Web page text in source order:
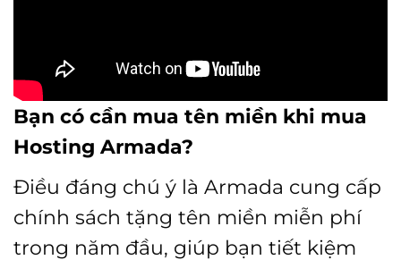
Bạn có cần mua tên miền khi mua
Hosting Armada?
Điều đáng chú ý là Armada cung cấp
chính sách tặng tên miền miễn phí
trong năm đầu, giúp bạn tiết kiệm